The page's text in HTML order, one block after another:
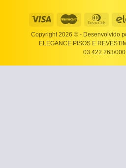
Copyright 2026 © - Desenvolvido
ELEGANCE PISOS E
03.422.263/